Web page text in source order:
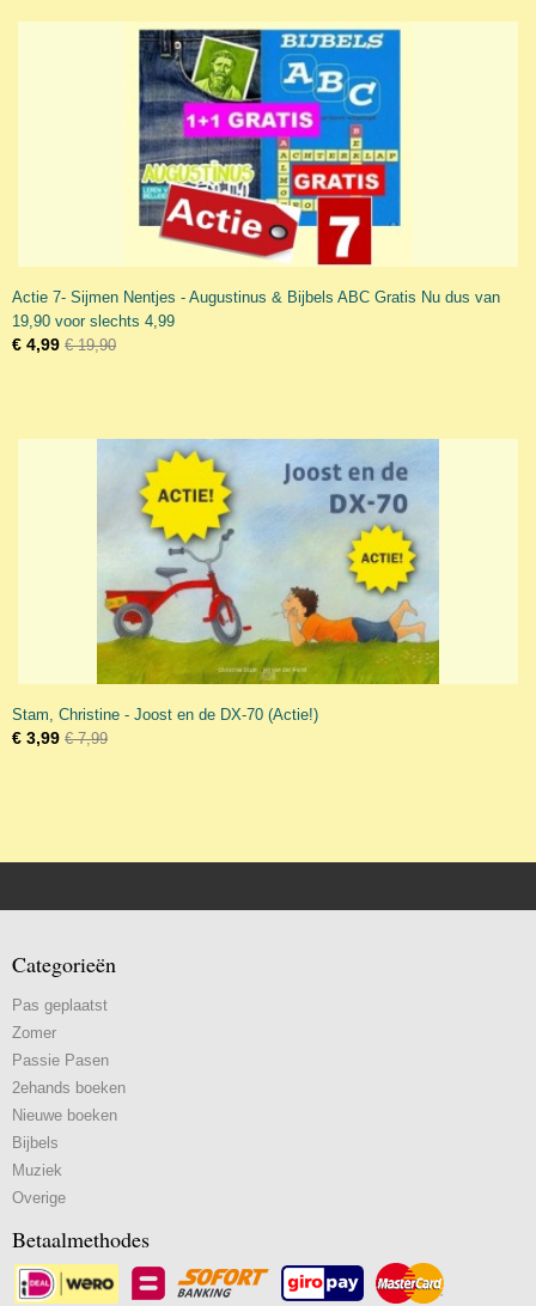
Actie 7- Sijmen Nentjes - Augustinus & Bijbels ABC Gratis Nu dus van
19,90 voor slechts 4,99
€ 4,99 € 19,90
Stam, Christine - Joost en de DX-70 (Actie!)
€ 3,99 € 7,99
Categorieën
Pas geplaatst
Zomer
Passie Pasen
2ehands boeken
Nieuwe boeken
Bijbels
Muziek
Overige
Betaalmethodes